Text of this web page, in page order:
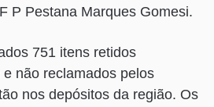
P Pestana Marques Gomesi.
751 itens retidos
não reclamados pelos
nos depósitos da região. Os